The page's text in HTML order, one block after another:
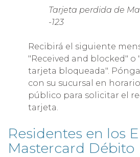
Tarjeta perdida de
-123
Recibirá el siguiente
"Received and blocked" o
tarjeta bloqueada".
con su sucursal en
público para solicitar el
tarjeta.
Residentes en los
Mastercard Débito